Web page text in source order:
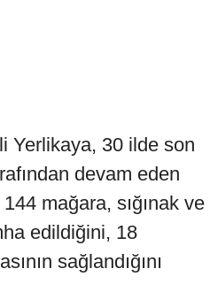
Yerlikaya, 30 ilde son
devam eden
mağara, sığınak ve
edildiğini, 18
sağlandığını